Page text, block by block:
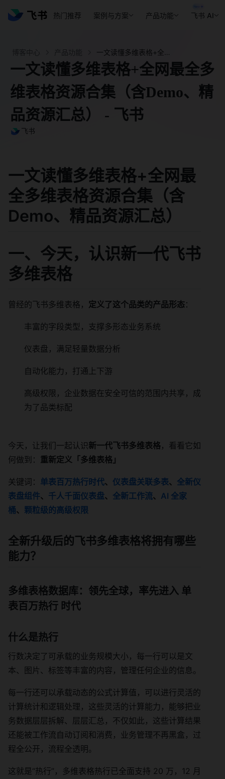
热门推荐 案例与方案 产品功能 飞书 AI
一文读懂多维表格+全网最全多
维表格资源合集（含Demo、精
品资源汇总） - 飞书
飞书
一文读懂多维表格+全网最
全多维表格资源合集（含
Demo、精品资源汇总）
一、今天，认识新一代飞书
多维表格
曾经的飞书多维表格， 定义了这个品类的产品形态：
丰富的字段类型，支撑多形态业务系统
仪表盘，满足轻量数据分析
自动化能力，打通上下游
高级权限，企业数据在安全可信的范围内共享，成
为了品类标配
今天，让我们一起认识新一代飞书多维表格，看看它如
何做到： 重新定义「多维表格」
关键词： 单表百万热行时代、 仪表盘关联多表、 全新仪
表盘组件、 千人千面仪表盘、 全新工作流、 AI 全家
桶、 颗粒级的高级权限
全新升级后的飞书多维表格将拥有哪些
能力？
多维表格数据库：领先全球，率先进入 单
表百万热行 时代
什么是热行
行数决定了可承载的业务规模大小，每一行可以是文
本、图片、标签等丰富的内容，管理任何企业的信息。
每一行还可以承载动态的公式计算值，可以进行灵活的
计算统计和逻辑处理，这些灵活的计算能力，能够把业
务数据层层拆解、层层汇总，不仅如此，这些计算结果
还能被工作流自动订阅和消费，业务管理不再黑盒，过
程全公开，流程全透明。
这就是“热行”，多维表格热行已全面支持 20 万，12 月